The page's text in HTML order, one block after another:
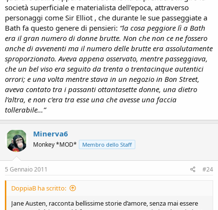
società superficiale e materialista dell’epoca, attraverso
personaggi come Sir Elliot , che durante le sue passeggiate a
Bath fa questo genere di pensieri: “la cosa peggiore lì a Bath
era il gran numero di donne brutte. Non che non ce ne fossero
anche di avvenenti ma il numero delle brutte era assolutamente
sproporzionato. Aveva appena osservato, mentre passeggiava,
che un bel viso era seguito da trenta o trentacinque autentici
orrori; e una volta mentre stava in un negozio in Bon Street,
aveva contato tra i passanti ottantasette donne, una dietro
l’altra, e non c’era tra esse una che avesse una faccia
tollerabile…”
Minerva6
Monkey *MOD* Membro dello Staff
5 Gennaio 2011 #24
DoppiaB ha scritto:
Jane Austen, racconta bellissime storie d’amore, senza mai essere